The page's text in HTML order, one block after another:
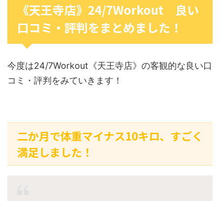
《天王寺店》24/7Workout 良い
口コミ・評判をまとめました！
今度は24/7Workout《天王寺店》の客観的な良い口
コミ・評判をみていきます！
二か月で体重マイナス10キロ、すごく
満足しました！